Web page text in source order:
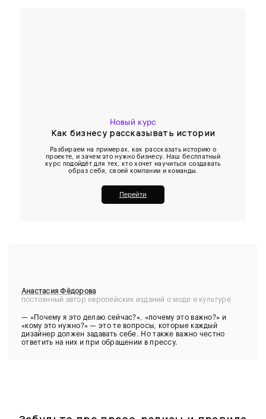
Новый курс
Как бизнесу рассказывать истории
Разбираем на примерах, как рассказать историю о
проекте, и зачем это нужно бизнесу. Наш бесплатный
курс подойдёт для тех, кто хочет научиться создавать
образ себя, своей компании и команды.
Перейти
Анастасия Фёдорова
постоянный автор европейских изданий о моде и культуре
— «Почему я это делаю сейчас?», «почему это важно?» и
«кому это нужно?» — это те вопросы, которые каждый
дизайнер должен задавать себе. Но также важно честно
ответить на них и при обращении в прессу.